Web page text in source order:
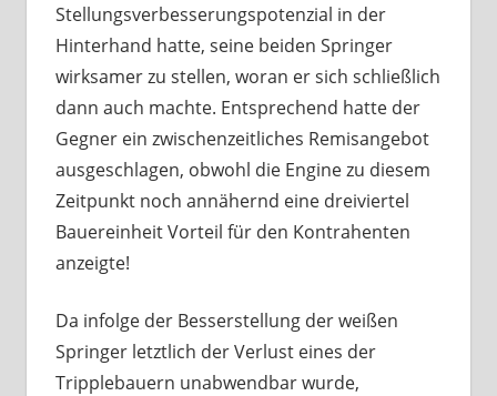
Stellungsverbesserungspotenzial in der
Hinterhand hatte, seine beiden Springer
wirksamer zu stellen, woran er sich schließlich
dann auch machte. Entsprechend hatte der
Gegner ein zwischenzeitliches Remisangebot
ausgeschlagen, obwohl die Engine zu diesem
Zeitpunkt noch annähernd eine dreiviertel
Bauereinheit Vorteil für den Kontrahenten
anzeigte!
Da infolge der Besserstellung der weißen
Springer letztlich der Verlust eines der
Tripplebauern unabwendbar wurde,